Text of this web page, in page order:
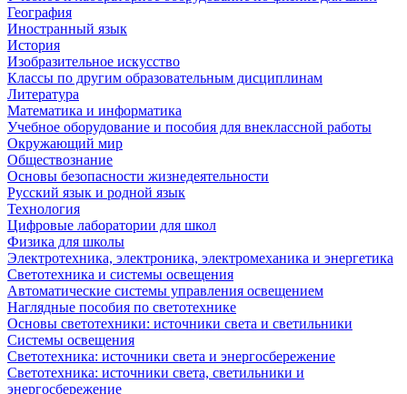
География
Иностранный язык
История
Изобразительное искусство
Классы по другим образовательным дисциплинам
Литература
Математика и информатика
Учебное оборудование и пособия для внеклассной работы
Окружающий мир
Обществознание
Основы безопасности жизнедеятельности
Русский язык и родной язык
Технология
Цифровые лаборатории для школ
Физика для школы
Электротехника, электроника, электромеханика и энергетика
Светотехника и системы освещения
Автоматические системы управления освещением
Наглядные пособия по светотехнике
Основы светотехники: источники света и светильники
Системы освещения
Светотехника: источники света и энергосбережение
Светотехника: источники света, светильники и
энергосбережение